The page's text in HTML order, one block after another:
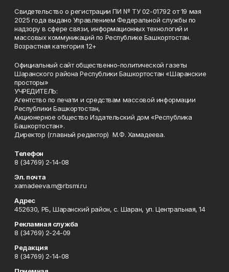
Свидетельство о регистрации ПИ № ТУ 02-01792 от 19 мая
2025 года выдано Управлением Федеральной службы по
надзору в сфере связи, информационных технологий и
массовых коммуникаций по Республике Башкортостан.
Возрастная категория 12+
Официальный сайт общественно-политической газеты
Шаранского района Республики Башкортостан «Шаранские
просторы»
УЧРЕДИТЕЛЬ:
Агентство по печати и средствам массовой информации
Республики Башкортостан,
Акционерное общество Издательский дом «Республика
Башкортостан».
Директор (главный редактор) М.Ф. Хамадеева.
Телефон
8 (34769) 2-14-08
Эл. почта
xamadeeva.m@rbsmi.ru
Адрес
452630, РБ, Шаранский район, с. Шаран, ул. Центральная, 14
Рекламная служба
8 (34769) 2-24-09
Редакция
8 (34769) 2-14-08